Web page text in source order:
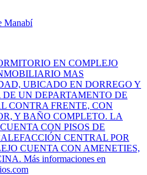
Manabí
EN COMPLEJO
MAS
UBICADO EN DORREGO Y
UN DEPARTAMENTO DE
CONTRA FRENTE, CON
Y BAÑO COMPLETO. LA
CON PISOS DE
CENTRAL POR
CUENTA CON AMENETIES,
Más informaciones en